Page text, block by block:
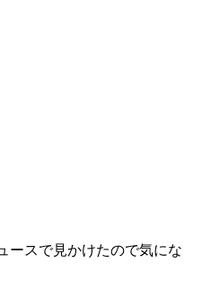
ースで見かけたので気にな